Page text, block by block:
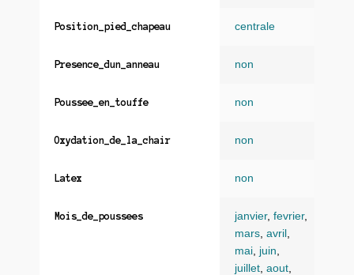
Position_pied_chapeau centrale
Presence_dun_anneau non
Poussee_en_touffe non
Oxydation_de_la_chair non
Latex non
Mois_de_poussees janvier, fevrier,
mars avril
mai juin
juillet aout